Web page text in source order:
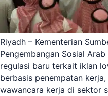
Riyadh – Kementerian
Pengembangan Sosial
regulasi baru terkait iklan
berbasis penempatan
wawancara kerja di sektor